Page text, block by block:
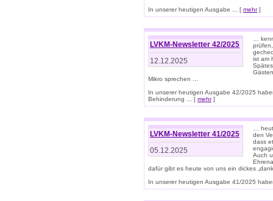
In unserer heutigen Ausgabe ... [ mehr]
LVKM-Newsletter 42/2025
12.12.2025
…
ist am
Mikro sprechen ...
In unserer heutigen Ausgabe 42/2025
Behinderung ... [ mehr]
LVKM-Newsletter 41/2025
05.12.2025
…
den
dass
Auch
dafür gibt es heute von uns ein dickes
In unserer heutigen Ausgabe 41/2025